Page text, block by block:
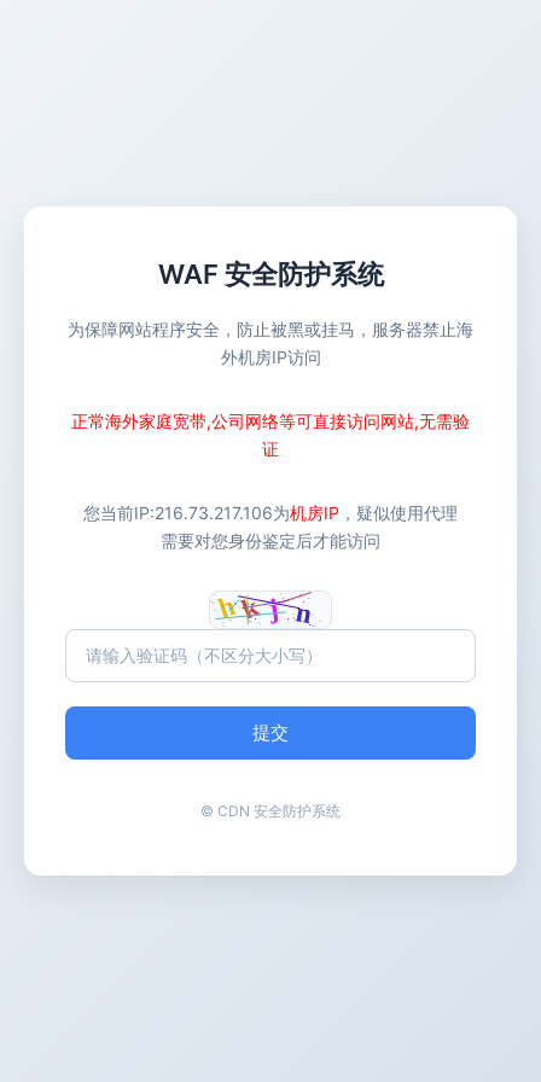
WAF 安全防护系统
为保障网站程序安全，防止被黑或挂马，服务器禁止海
外机房IP访问
正常海外家庭宽带,公司网络等可直接访问网站,无需验
证
您当前IP:216.73.217.106为机房IP ，疑似使用代理
需要对您身份鉴定后才能访问
提交
© CDN 安全防护系统